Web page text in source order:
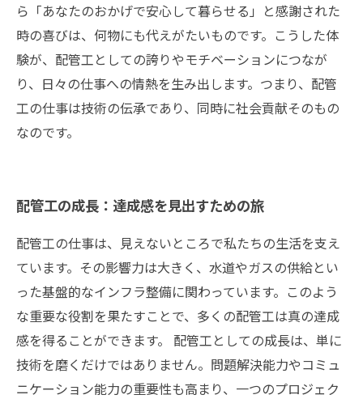
ら「あなたのおかげで安心して暮らせる」と感謝された
時の喜びは、何物にも代えがたいものです。こうした体
験が、配管工としての誇りやモチベーションにつなが
り、日々の仕事への情熱を生み出します。つまり、配管
工の仕事は技術の伝承であり、同時に社会貢献そのもの
なのです。
配管工の成長：達成感を見出すための旅
配管工の仕事は、見えないところで私たちの生活を支え
ています。その影響力は大きく、水道やガスの供給とい
った基盤的なインフラ整備に関わっています。このよう
な重要な役割を果たすことで、多くの配管工は真の達成
感を得ることができます。 配管工としての成長は、単に
技術を磨くだけではありません。問題解決能力やコミュ
ニケーション能力の重要性も高まり、一つのプロジェク